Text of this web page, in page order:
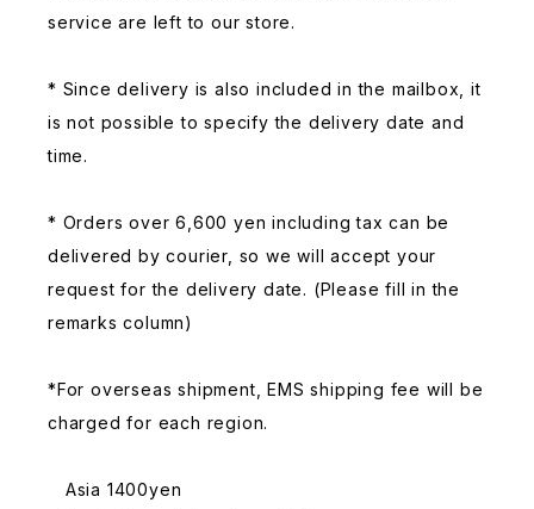
service are left to our store.
* Since delivery is also included in the mailbox, it
is not possible to specify the delivery date and
time.
* Orders over 6,600 yen including tax can be
delivered by courier, so we will accept your
request for the delivery date. (Please fill in the
remarks column)
*For overseas shipment, EMS shipping fee will be
charged for each region.
Asia 1400yen